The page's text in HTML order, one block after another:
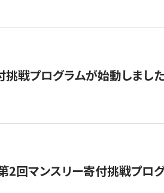
挑戦プログラムが始動しまし
2回マンスリー寄付挑戦プロ